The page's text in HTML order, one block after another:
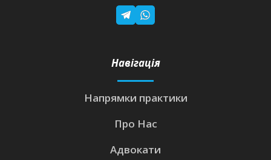
Навігація
Напрямки практики
Про Нас
Адвокати